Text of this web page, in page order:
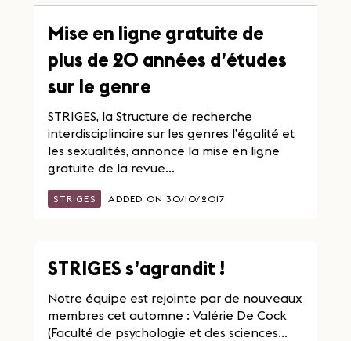
Mise en ligne gratuite de
plus de 20 années d’études
sur le genre
STRIGES, la Structure de recherche
interdisciplinaire sur les genres l’égalité et
les sexualités, annonce la mise en ligne
gratuite de la revue...
STRIGES ADDED ON 30/10/2017
STRIGES s’agrandit !
Notre équipe est rejointe par de nouveaux
membres cet automne : Valérie De Cock
(Faculté de psychologie et des sciences...